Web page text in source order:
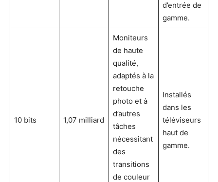
d’entrée de
gamme.
10 bits 1,07 milliard
Moniteurs
de haute
qualité,
adaptés à la
retouche
photo et à
d’autres
tâches
nécessitant
des
transitions
de couleur
Installés
dans les
téléviseurs
haut de
gamme.